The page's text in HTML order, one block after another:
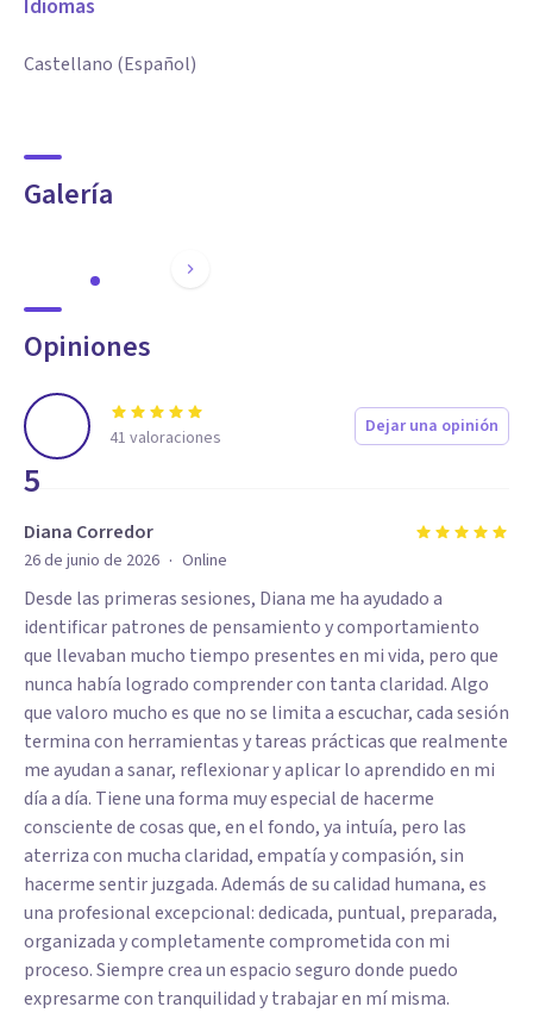
Idiomas
Castellano (Español)
Galería
Opiniones
5
41 valoraciones Dejar una opinión
Diana Corredor
26 de junio de 2026 · Online
Desde las primeras sesiones, Diana me ha ayudado a
identificar patrones de pensamiento y comportamiento
que llevaban mucho tiempo presentes en mi vida, pero que
nunca había logrado comprender con tanta claridad. Algo
que valoro mucho es que no se limita a escuchar, cada sesión
termina con herramientas y tareas prácticas que realmente
me ayudan a sanar, reflexionar y aplicar lo aprendido en mi
día a día. Tiene una forma muy especial de hacerme
consciente de cosas que, en el fondo, ya intuía, pero las
aterriza con mucha claridad, empatía y compasión, sin
hacerme sentir juzgada. Además de su calidad humana, es
una profesional excepcional: dedicada, puntual, preparada,
organizada y completamente comprometida con mi
proceso. Siempre crea un espacio seguro donde puedo
expresarme con tranquilidad y trabajar en mí misma.